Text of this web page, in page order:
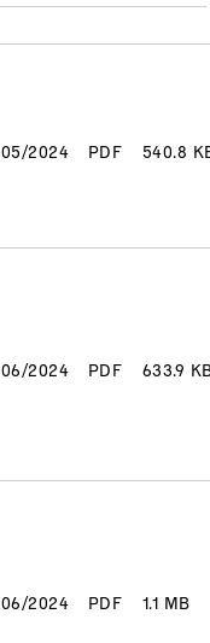
05/2024 PDF 540.8
06/2024 PDF 633.9
06/2024 PDF 1.1 MB